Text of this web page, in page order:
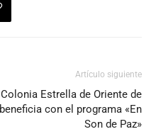
Artículo siguiente
Colonia Estrella de Oriente de
beneficia con el programa «En
Son de Paz»